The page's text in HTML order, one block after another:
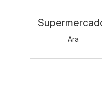
Ara